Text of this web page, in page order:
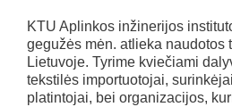
KTU Aplinkos inžinerijos
gegužės mėn. atlieka naudotos
Lietuvoje. Tyrime kviečiami
tekstilės importuotojai,
platintojai, bei organizacijos,